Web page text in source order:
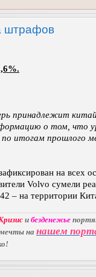
штрафов
принадлежит
о том, что
итогам прошлого
на всех
Volvo сумели
– на территории
и безденежье
мечты на нашем